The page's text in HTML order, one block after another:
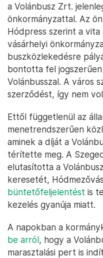
a Volánbusz Zrt.
önkormányzattal. Az
Hódpress szerint a vita
vásárhelyi
buszközlekedésre
bontotta fel
Volánbusszal. A város
szerződést, így nem
Ettől függetlenül az
menetrendszerűen
aminek a díját a
térítette meg. A
elutasította a
keresetét,
büntetőfeljelentést is
kezelés gyanúja miatt.
A napokban a
be arról, hogy a
marasztalási pert is